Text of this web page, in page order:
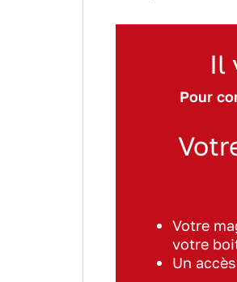
Il
Pour
Votre
votre
Un